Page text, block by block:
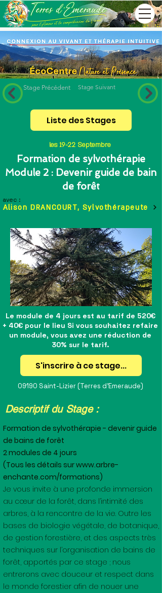
Stage Précédent Stage Suivant
Liste des Stages
les 19-22 Septembre
Formation de sylvothérapie
Module 2 : Devenir guide de bain
de forêt
Alison DRANCOURT, Sylvothérapeute
avec :
Le module de 4 jours est au tarif de 520€
+ 40€ pour le lieu Si vous souhaitez refaire
un module, vous avez une réduction de
30% sur le tarif.
S'inscrire à ce stage...
09190 Saint-Lizier (Terres d'Emeraude)
Descriptif du Stage :
Formation de sylvothérapie - devenir guide
de bains de forêt
2 modules de 4 jours
(Tous les détails surwww.arbre-
enchante.com/formations)
Je vous invite à une profonde immersion
au cœur de la forêt, dans l’intimité des
arbres, à la rencontre de la vie. Outre les
bases de biologie végétale, de botanique,
de gestion forestière, et des aspects très
techniques sur l’organisation de bains de
forêt, apportés par ce stage ; nous
entrerons avec douceur et respect dans
le monde forestier afin de nouer une